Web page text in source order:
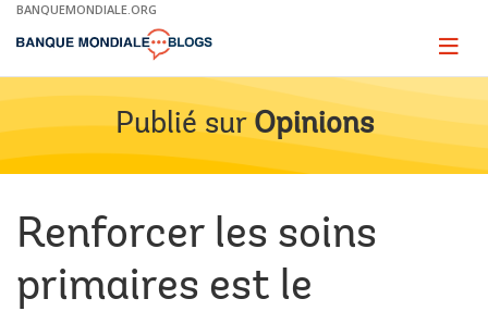
Skip
Main
BANQUEMONDIALE.ORG
Page
Publié sur Opinions
Renforcer les soins
primaires est le